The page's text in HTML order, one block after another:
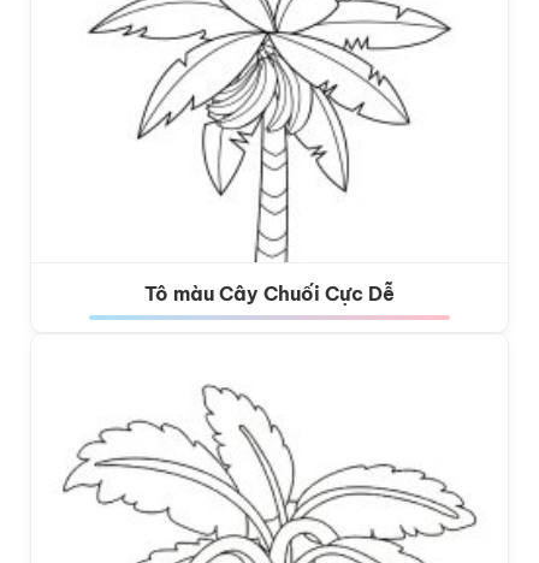
Tô màu Cây Chuối Cực Dễ